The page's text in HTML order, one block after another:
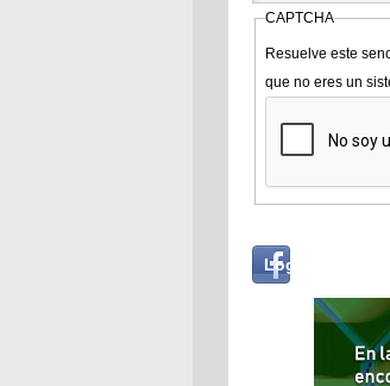
CAPTCHA
Resuelve este
que no eres un
Log in with...